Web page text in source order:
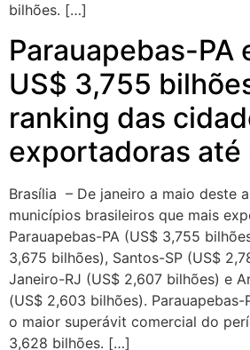
bilhões. […]
Parauapebas-PA
US$ 3,755
ranking das
exportadoras até
Brasília – De janeiro a maio deste
municípios brasileiros que mais
Parauapebas-PA (US$ 3,755
3,675 bilhões), Santos-SP (US$
Janeiro-RJ (US$ 2,607 bilhões) e
(US$ 2,603 bilhões).
o maior superávit comercial do
3,628 bilhões. […]